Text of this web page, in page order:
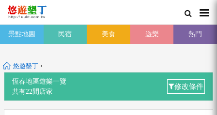
景點地圖 民宿 美食 遊樂 熱門
悠遊墾丁 ›
恆春地區遊樂一覽
共有22間店家
修改條件